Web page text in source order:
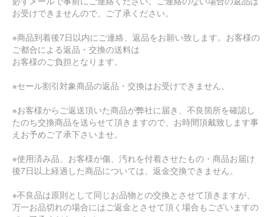
お受けできませんので、ご了承ください。
※商品到着後7日以内にご連絡、返品をお願い致します。お客様の
ご都合による返品・交換の送料は
お客様のご負担となります。
※セール割引対象商品の返品・交換はお受けできません。
※お客様からご返送頂いた商品が弊社に届き、不良箇所を確認し
たのち交換商品を送らせて頂きますので、お時間頂戴致します事
えお予めご了承下さいませ。
※使用済み品、お客様が傷、汚れを付着させたもの・商品お届け
後7日以上経過した商品については、返金交換できません。
※不良品は原則として同じお品物との交換とさせて頂きますが、
万一お品切れの場合にはご返金とさせて頂く場合もございますの